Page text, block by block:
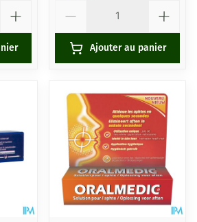
Ajouter au panier